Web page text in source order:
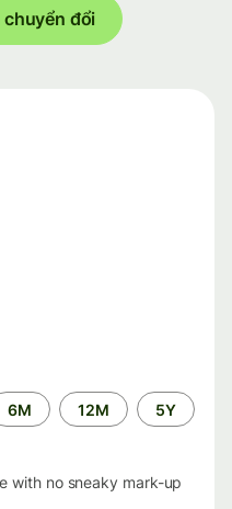
đổi
6M 12M 5Y
with no sneaky mark-up